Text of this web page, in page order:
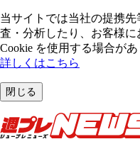
当サイトでは当社の提携
査・分析したり、お客様
Cookie を使⽤する場合があ
詳しくはこちら
閉じる